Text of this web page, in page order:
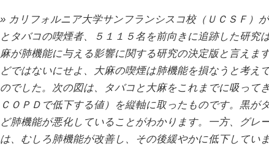
カリフォルニア大学サンフランシスコ校（ＵＣＳＦ）
とタバコの喫煙者、５１１５名を前向きに追跡した研究
麻が肺機能に与える影響に関する研究の決定版と言えま
どではないにせよ、大麻の喫煙は肺機能を損なうと考え
のでした。次の図は、タバコと大麻をこれまでに吸って
ＣＯＰＤで低下する値）を縦軸に取ったものです。黒が
ど肺機能が悪化していることがわかります。一方、グレ
は、むしろ肺機能が改善し、その後緩やかに低下してい